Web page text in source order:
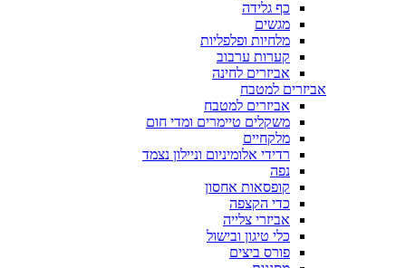
כף גלידה
מגשים
מלחיות ופלפליות
קערות ערבוב
אביזרים לחינה
אביזרים למטבח
אביזרים למטבח
משקלים טיימרים ומדי חום
מלקחיים
רדידי אלומיניום וניילון נצמד
נפה
קופסאות אחסון
כדי הקצפה
אביזרי צלייה
כלי טיגון ובישול
פורס ביצים